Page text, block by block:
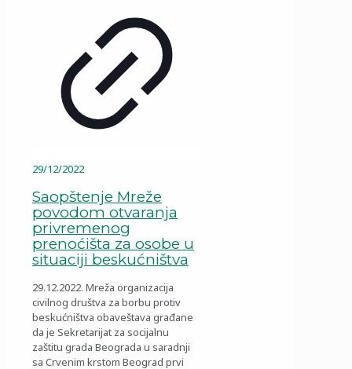
29/12/2022
Saopštenje Mreže
povodom otvaranja
privremenog
prenoćišta za osobe u
situaciji beskućništva
29.12.2022. Mreža organizacija
civilnog društva za borbu protiv
beskućništva obaveštava građane
da je Sekretarijat za socijalnu
zaštitu grada Beograda u saradnji
sa Crvenim krstom Beograd prvi